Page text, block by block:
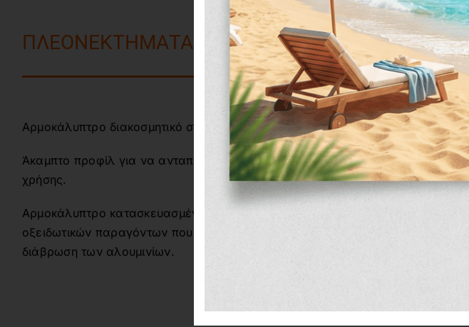
ΠΛΕΟΝΕΚΤΗΜΑΤΑ ΑΡΜΟΚΑΛΥΠΤΡΟΥ
Αρμοκάλυπτρο διακοσμητικό στιβαρής κατασκευής για απόλυτη αντοχή.
Άκαμπτο προφίλ για να ανταπεξέλθει σε συνθήκες αυξημένης καθημερινής
χρήσης.
Αρμοκάλυπτρο κατασκευασμένο με ανοδίωση, για προστασία έναντι των
οξειδωτικών παραγόντων που ευθύνονται για το σκούριασμα και την
διάβρωση των αλουμινίων.